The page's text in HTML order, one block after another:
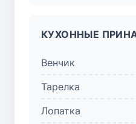
КУХОННЫЕ
Венчик
Тарелка
Лопатка